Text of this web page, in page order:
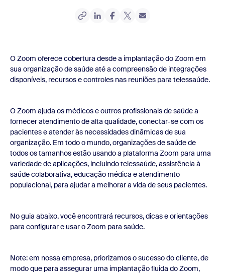
O Zoom oferece cobertura desde a implantação do Zoom em
sua organização de saúde até a compreensão de integrações
disponíveis, recursos e controles nas reuniões para telessaúde.
O Zoom ajuda os médicos e outros profissionais de saúde a
fornecer atendimento de alta qualidade, conectar-se com os
pacientes e atender às necessidades dinâmicas de sua
organização. Em todo o mundo, organizações de saúde de
todos os tamanhos estão usando a plataforma Zoom para uma
variedade de aplicações, incluindo telessaúde, assistência à
saúde colaborativa, educação médica e atendimento
populacional, para ajudar a melhorar a vida de seus pacientes.
No guia abaixo, você encontrará recursos, dicas e orientações
para configurar e usar o Zoom para saúde.
Note: em nossa empresa, priorizamos o sucesso do cliente, de
modo que para assegurar uma implantação fluida do Zoom,